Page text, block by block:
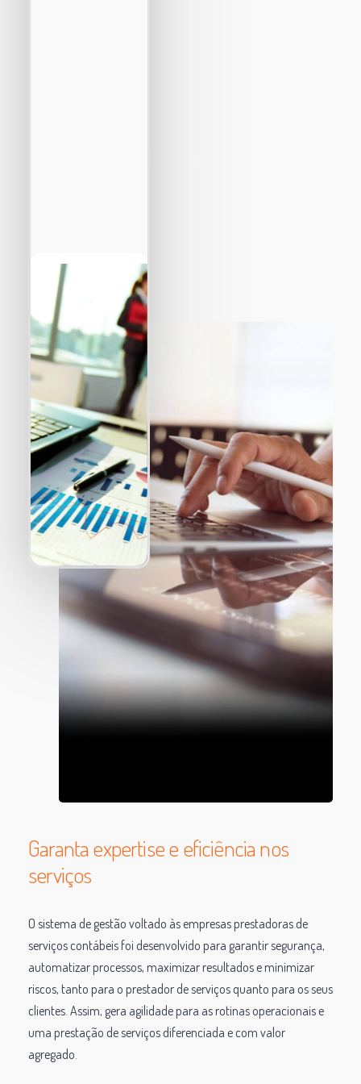
Garanta expertisee eficiência nos
serviços
O sistema de gestão voltado às empresas prestadoras de
serviços contábeis foi desenvolvido para garantir segurança,
automatizar processos, maximizar resultados e minimizar
riscos, tanto para o prestador de serviços quanto para os seus
clientes. Assim, gera agilidade para as rotinas operacionais e
uma prestação de serviços diferenciada e com valor
agregado.